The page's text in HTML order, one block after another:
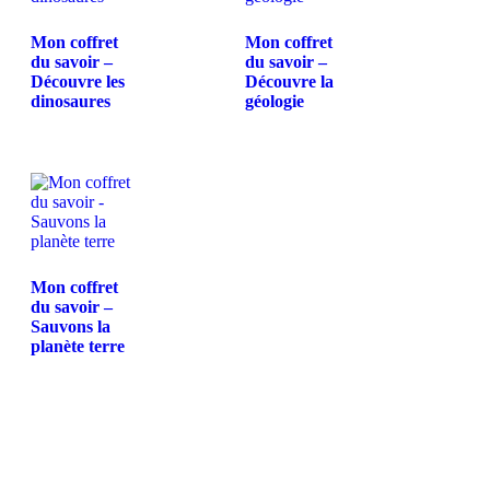
Mon coffret
du savoir –
Découvre les
dinosaures
Mon coffret
du savoir –
Découvre la
géologie
Mon coffret
du savoir –
Sauvons la
planète terre